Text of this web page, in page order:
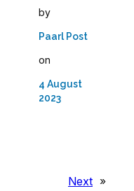
by
Paarl Post
on
4 August
2023
Next »